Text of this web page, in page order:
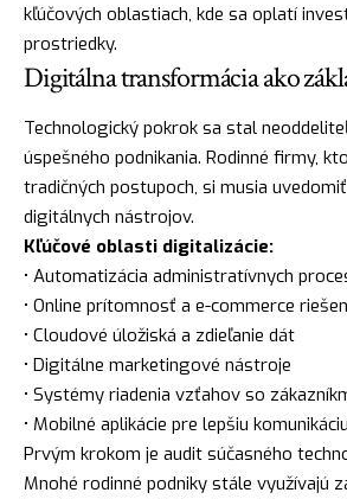
kľúčových oblastiach, kde sa oplatí
prostriedky.
Digitálna transformácia ako
Technologický pokrok sa stal
úspešného podnikania. Rodinné firmy,
tradičných postupoch, si musia
digitálnych nástrojov.
Kľúčové oblasti digitalizácie:
• Automatizácia administratívnych
• Online prítomnosť a e-commerce
• Cloudové úložiská a zdieľanie dát
• Digitálne marketingové nástroje
• Systémy riadenia vzťahov so
• Mobilné aplikácie pre lepšiu
Prvým krokom je audit súčasného
Mnohé rodinné podniky stále využívajú